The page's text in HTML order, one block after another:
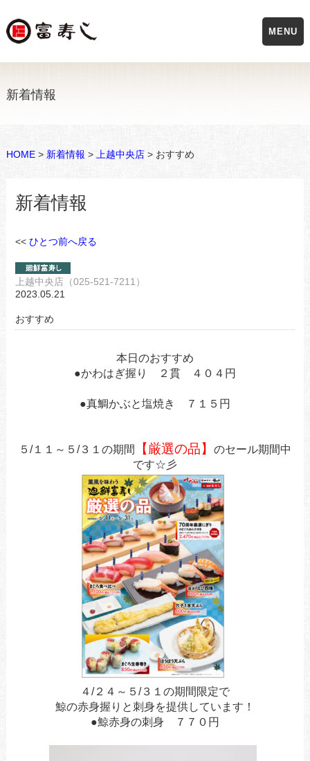
新着情報
HOME> 新着情報 > 上越中央店> おすすめ
新着情報
<< ひとつ前へ戻る
上越中央店（025-521-7211）
2023.05.21
おすすめ
本日のおすすめ
●かわはぎ握り ２貫 ４０４円
●真鯛かぶと塩焼き ７１５円
５/１１～５/３１の期間
【厳選の品】 のセール期間中
です☆彡
４/２４～５/３１の期間限定で
鯨の赤身握りと刺身を提供しています！
●鯨赤身の刺身 ７７０円
MENU